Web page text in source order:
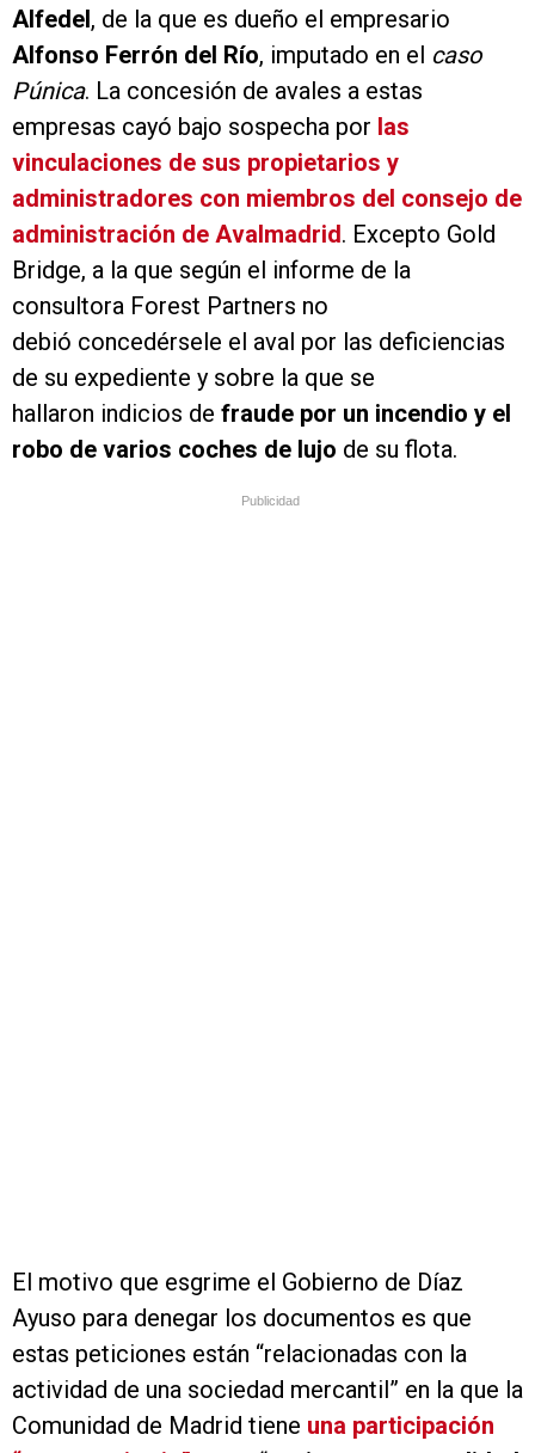
Alfedel, de la que es dueño el empresario
Alfonso Ferrón del Río, imputado en el caso
Púnica. La concesión de avales a estas
empresas cayó bajo sospecha por las
vinculaciones de sus propietarios y
administradores con miembros del consejo de
administración de Avalmadrid. Excepto Gold
Bridge, a la que según el informe de la
consultora Forest Partners no
debió concedérsele el aval por las deficiencias
de su expediente y sobre la que se
hallaron indicios de fraude por un incendio y el
robo de varios coches de lujo de su flota.
Publicidad
El motivo que esgrime el Gobierno de Díaz
Ayuso para denegar los documentos es que
estas peticiones están “relacionadas con la
actividad de una sociedad mercantil” en la que la
Comunidad de Madrid tiene una participación